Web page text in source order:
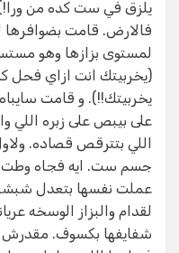
يلزق في ست كده من
فالارض. قامت
لمستوى بزازها وهو
(يخربيتك انت ازاي فحل
يخربيتك!!). و قامت
على بيبص على زبره اللي
اللي بتترقص قصاده.
جسم ست. ايه فجاه وطت
عملت نفسها بتعدل
لقدام والبزاز الوسخه
شفايفها بكسوف. مقدرش